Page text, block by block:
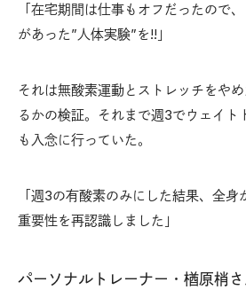
「在宅期間は仕事もオフだったので
があった”人体実験”を!!」
それは無酸素運動とストレッチをや
るかの検証。それまで週3でウェイト
も入念に行っていた。
「週3の有酸素のみにした結果、全
重要性を再認識しました」
パーソナルトレーナー・楢原梢